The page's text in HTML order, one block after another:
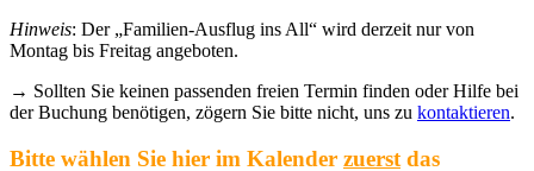
Hinweis: Der „Familien-Ausflug ins All“ wird derzeit nur von
Montag bis Freitag angeboten.
→ Sollten Sie keinen passenden freien Termin finden oder Hilfe bei
der Buchung benötigen, zögern Sie bitte nicht, uns zu kontaktieren.
Bitte wählen Sie hier im Kalender zuerst das